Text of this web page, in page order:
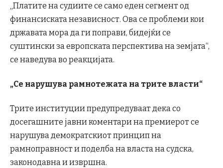
„Платите на судиите се само еден сегмент од
финансиската независност. Ова се проблеми кои
државата мора да ги поправи, бидејќи се
суштински за европската перспектива на земјата“,
се наведува во реакцијата.
„Се нарушува рамнотежата на трите власти“
Трите институции предупредуваат дека со
досегашните јавни коментари на премиерот се
нарушува демократскиот принцип на
рамноправност и поделба на власта на судска,
законодавна и извршна.